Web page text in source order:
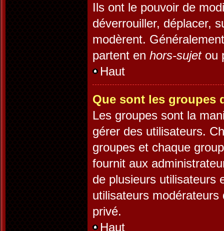
Ils ont le pouvoir de
déverrouiller, déplacer,
modèrent.
partent en hors-sujetou
Haut
Que sont les groupes
Les groupes sont la
gérer des utilisateurs.
groupes et chaque
fournit aux
de plusieurs utilisateurs
utilisateurs modérateurs
privé.
Haut